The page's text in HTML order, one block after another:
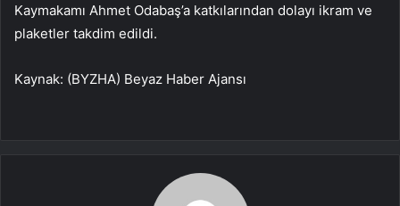
Kaymakamı Ahmet Odabaş’a katkılarından dolayı ikram ve
plaketler takdim edildi.
Kaynak: (BYZHA) Beyaz Haber Ajansı